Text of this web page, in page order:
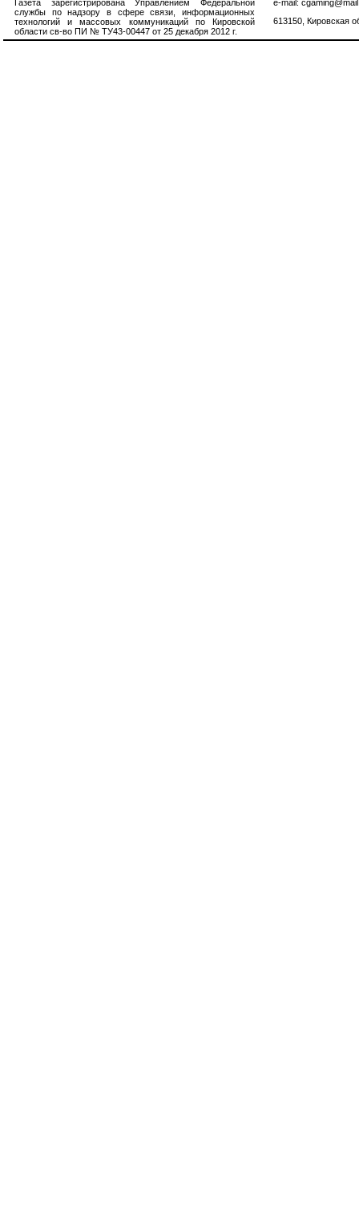
Газета зарегистрирована Управлением Федеральной
службы по надзору в сфере связи, информационных
технологий и массовых коммуникаций по Кировской
области св-во ПИ № ТУ43-00447 от 25 декабря 2012 г.
e-mail:
613150, Кировская